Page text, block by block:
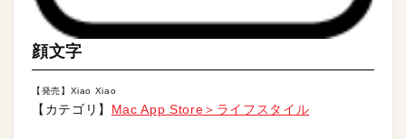
顔文字
【発売】Xiao Xiao
【カテゴリ】 Mac App Store＞ライフスタイル